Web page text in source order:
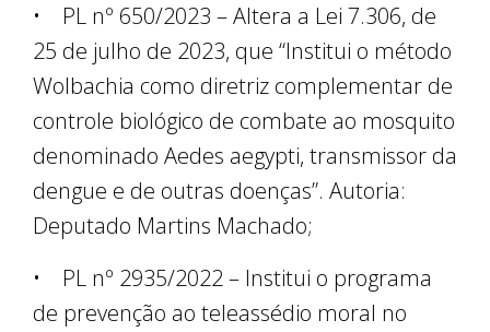
• PL nº 650/2023 – Altera a Lei 7.306, de
25 de julho de 2023, que “Institui o método
Wolbachia como diretriz complementar de
controle biológico de combate ao mosquito
denominado Aedes aegypti, transmissor da
dengue e de outras doenças”. Autoria:
Deputado Martins Machado;
• PL nº 2935/2022 – Institui o programa
de prevenção ao teleassédio moral no